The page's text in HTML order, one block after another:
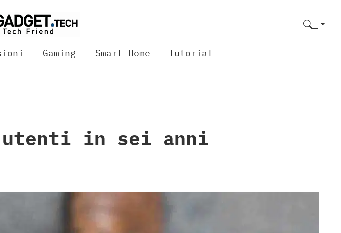
Gaming Smart Home Tutorial
utenti in sei anni